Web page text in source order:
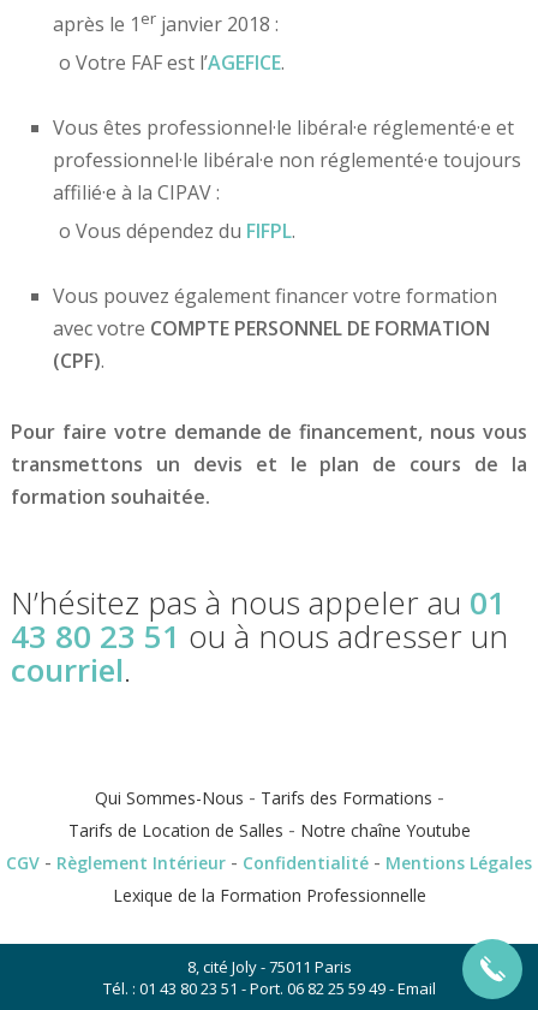
après le 1 erjanvier 2018 :
o Votre FAF est l’AGEFICE.
Vous êtes professionnel·le libéral·e réglementé·e et
professionnel·le libéral·e non réglementé·e toujours
affilié·e à la CIPAV :
o Vous dépendez du FIFPL.
Vous pouvez également financer votre formation
avec votre COMPTE PERSONNEL DE FORMATION
(CPF).
Pour faire votre demande de financement, nous vous
transmettons un devis et le plan de cours de la
formation souhaitée.
N’hésitez pas à nous appeler au 01
43 80 23 51 ou à nous adresser un
courriel.
Qui Sommes-Nous - Tarifs des Formations -
Tarifs de Location de Salles - Notre chaîne Youtube
CGV - Règlement Intérieur - Confidentialité - Mentions Légales
Lexique de la Formation Professionnelle
8, cité Joly - 75011 Paris
Tél. : 01 43 80 23 51 - Port. 06 82 25 59 49-Email